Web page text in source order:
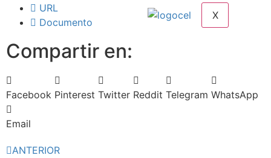
X
URL
Documento
Compartir en:
Facebook Pinterest Twitter Reddit Telegram WhatsApp
Email
ANTERIOR